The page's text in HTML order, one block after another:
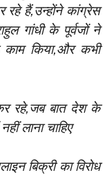
रहे हैं,उन्होंने कांग्रेस
गांधी के पूर्वजों ने
किया,और कभी
रहे,जब बात देश के
लाना चाहिए
बिक्री का विरोध